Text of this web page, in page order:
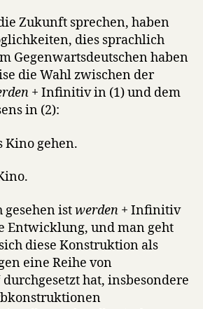
Zukunft sprechen, haben
dies sprachlich
Gegenwartsdeutschen haben
die Wahl zwischen der
+ Infinitiv in (1) und dem
in (2):
Kino gehen.
gesehen istwerden + Infinitiv
Entwicklung, und man geht
diese Konstruktion als
eine Reihe von
hat, insbesondere